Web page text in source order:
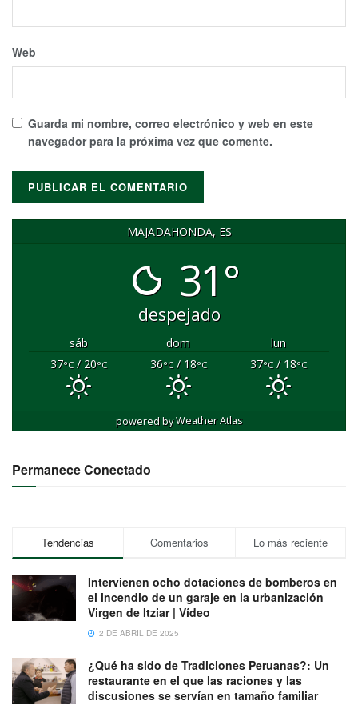
Web
Guarda mi nombre, correo electrónico y web en este
navegador para la próxima vez que comente.
MAJADAHONDA, ES
31°
despejado
sáb dom
lun
37°C/ 20°C 36°C/ 18°C 37°C/ 18°C
powered byWeather Atlas
Permanece Conectado
Tendencias Comentarios Lo más reciente
Intervienen ocho dotaciones de bomberos en
el incendio de un garaje en la urbanización
Virgen de Itziar | Vídeo
2 DE ABRIL DE 2025
¿Qué ha sido de Tradiciones Peruanas?: Un
restaurante en el que las raciones y las
discusiones se servían en tamaño familiar